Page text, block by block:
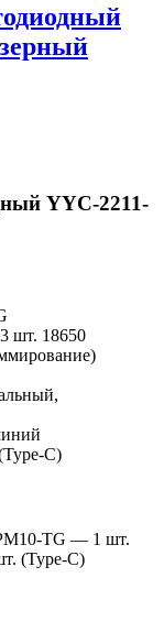
YYC-2211-
3 шт. 18650
C)
TG — 1 шт.
(Type-C)